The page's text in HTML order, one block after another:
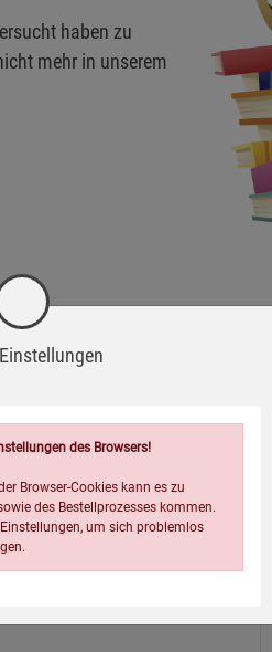
haben zu
mehr in unserem
des Browsers!
Browser-Cookies kann es zu
des Bestellprozesses kommen.
um sich problemlos